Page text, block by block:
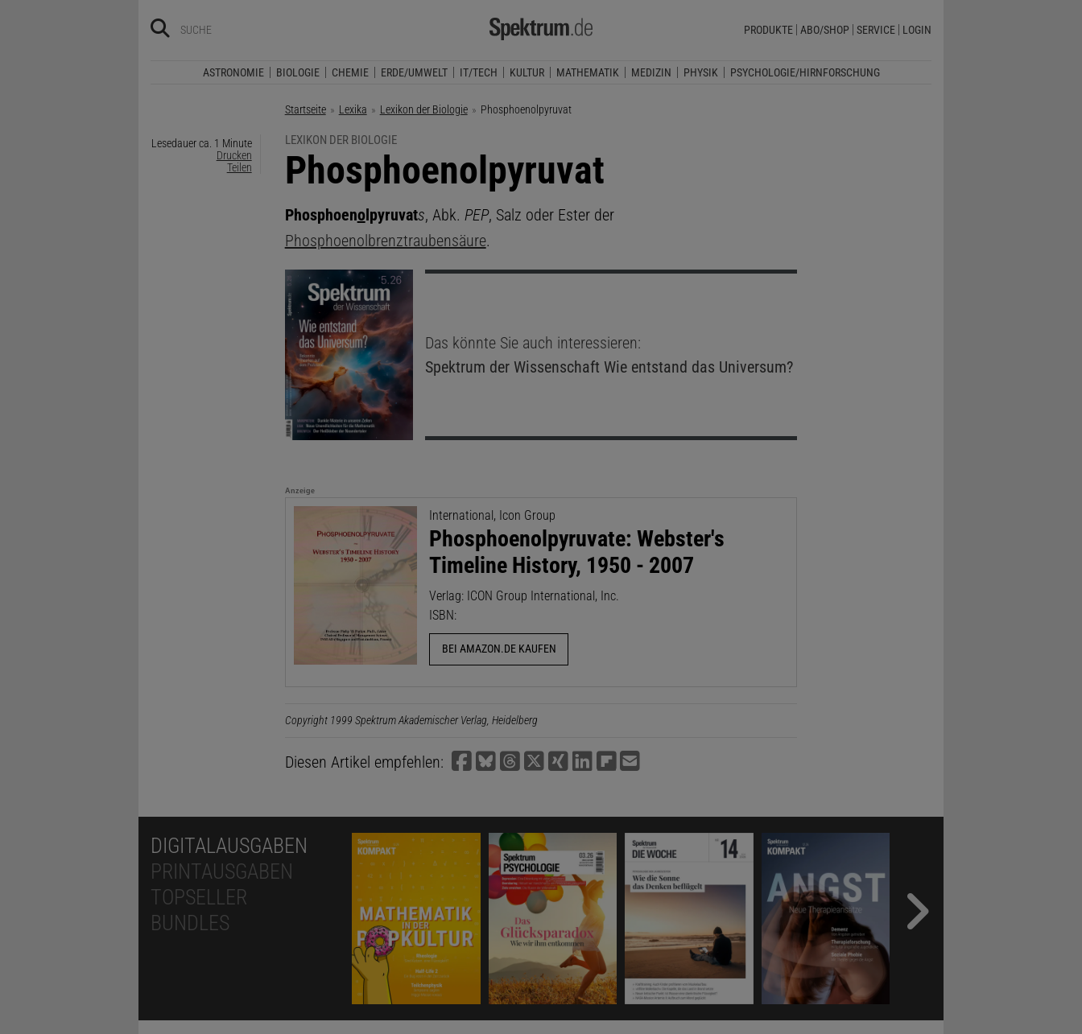
PRODUKTE ABO/SHOP SERVICE LOGIN
ASTRONOMIE BIOLOGIE CHEMIE ERDE/UMWELT IT/TECH KULTUR MATHEMATIK MEDIZIN PHYSIK PSYCHOLOGIE/HIRNFORSCHUNG
Startseite Lexika Lexikon der Biologie Aktuelle Seite:
Phosphoenolpyruvat
Lesedauer ca. 1 Minute
Drucken
Teilen
LEXIKON DER BIOLOGIE
:
Phosphoenolpyruvat
Phosphoenolpyruvats, Abk. PEP, Salz oder Ester der
Phosphoenolbrenztraubensäure.
Das könnte Sie auch interessieren:
Spektrum der Wissenschaft Wie entstand das Universum?
Anzeige
International, Icon Group
Phosphoenolpyruvate: Webster's
Timeline History, 1950 - 2007
Verlag: ICON Group International, Inc.
ISBN:
BEI AMAZON.DE KAUFEN
Copyright 1999 Spektrum Akademischer Verlag, Heidelberg
Diesen Artikel empfehlen:
DIGITALAUSGABEN
PRINTAUSGABEN
TOPSELLER
BUNDLES